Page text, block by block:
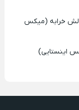
خرابه (میکس
اینستایی)